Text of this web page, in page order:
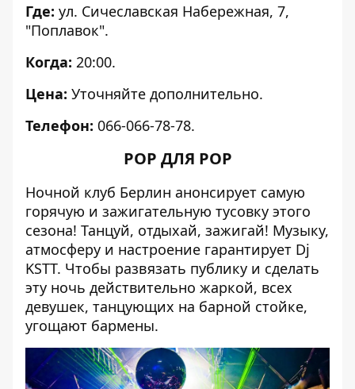
Где: ул. Сичеславская Набережная, 7,
"Поплавок".
Когда: 20:00.
Цена: Уточняйте дополнительно.
Телефон: 066-066-78-78.
POP ДЛЯ POP
Ночной клуб Берлин анонсирует самую
горячую и зажигательную тусовку этого
сезона! Танцуй, отдыхай, зажигай! Музыку,
атмосферу и настроение гарантирует Dj
KSTT. Чтобы развязать публику и сделать
эту ночь действительно жаркой, всех
девушек, танцующих на барной стойке,
угощают бармены.